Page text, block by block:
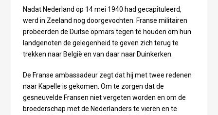
Nadat Nederland op 14 mei 1940 had gecapituleerd,
werd in Zeeland nog doorgevochten. Franse militairen
probeerden de Duitse opmars tegen te houden om hun
landgenoten de gelegenheid te geven zich terug te
trekken naar België en van daar naar Duinkerken.
De Franse ambassadeur zegt dat hij met twee redenen
naar Kapelle is gekomen. Om te zorgen dat de
gesneuvelde Fransen niet vergeten worden en om de
broederschap met de Nederlanders te vieren en te